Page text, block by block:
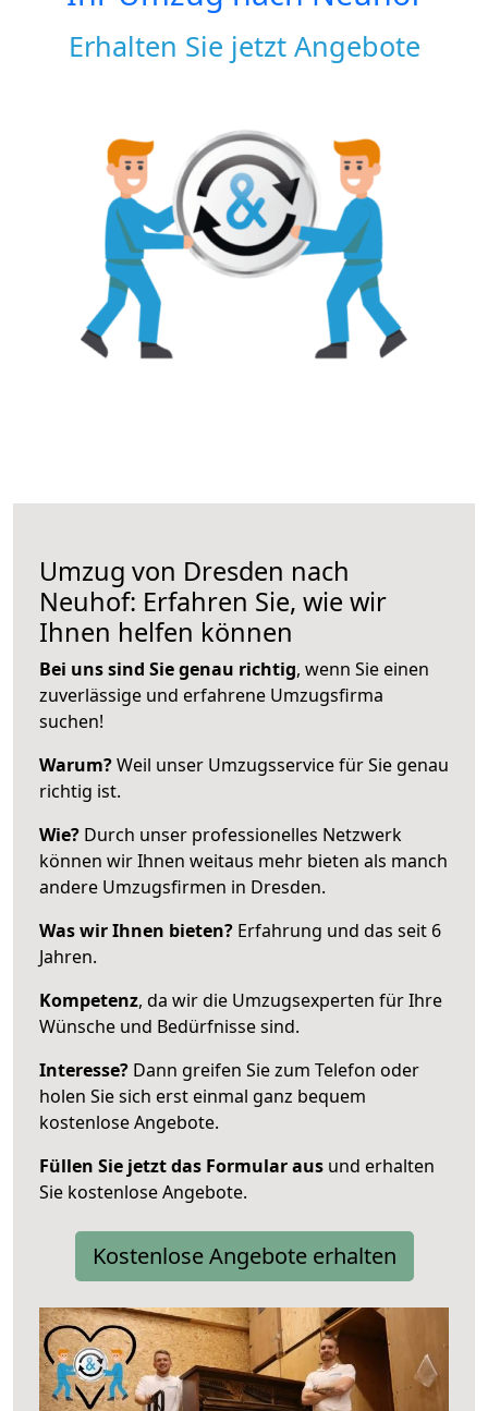
Erhalten Sie jetzt Angebote
Umzug von Dresden nach
Neuhof: Erfahren Sie, wie wir
Ihnen helfen können
Bei uns sind Sie genau richtig, wenn Sie einen
zuverlässige und erfahrene Umzugsfirma
suchen!
Warum?Weil unser Umzugsservice für Sie genau
richtig ist.
Wie? Durch unser professionelles Netzwerk
können wir Ihnen weitaus mehr bieten als manch
andere Umzugsfirmen in Dresden.
Was wir Ihnen bieten? Erfahrung und das seit 6
Jahren.
Kompetenz, da wir die Umzugsexperten für Ihre
Wünsche und Bedürfnisse sind.
Interesse? Dann greifen Sie zum Telefon oder
holen Sie sich erst einmal ganz bequem
kostenlose Angebote.
Füllen Sie jetzt das Formular aus und erhalten
Sie kostenlose Angebote.
Kostenlose Angebote erhalten